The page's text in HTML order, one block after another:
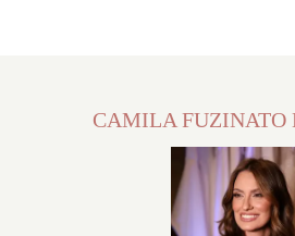
CAMILA FUZINATO